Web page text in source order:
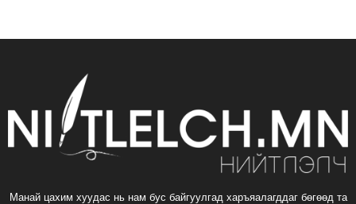
Манай цахим хуудас нь нам бус байгуулгад харъяалагддаг бөгөөд та